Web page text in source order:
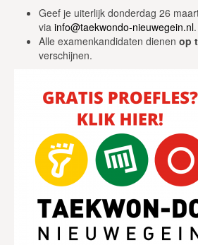
Geef je uiterlijk donderdag 26
via info@taekwondo-nieuwegein.nl.
Alle examenkandidaten dienen op
verschijnen.